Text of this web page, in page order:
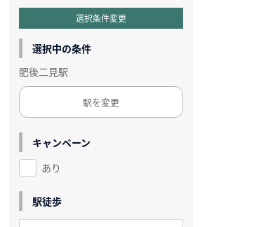
選択条件変更
選択中の条件
肥後二見駅
駅を変更
キャンペーン
あり
駅徒歩